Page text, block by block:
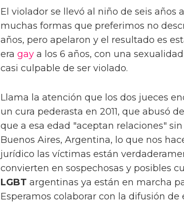
El violador se llevó al niño de seis años
muchas formas que preferimos no
años, pero apelaron y el resultado es
era gay a los 6 años, con una
casi culpable de ser violado.
Llama la atención que los dos jueces
un cura pederasta en 2011, que abusó
que a esa edad "aceptan relaciones"
Buenos Aires, Argentina, lo que nos
jurídico las víctimas están
convierten en sospechosas y posibles
LGBT argentinas ya están en marcha
Esperamos colaborar con la difusión de